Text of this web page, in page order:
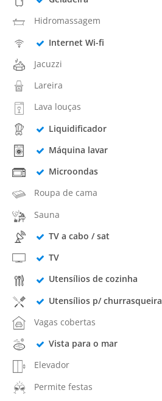
Hidromassagem
Internet Wi-fi
Jacuzzi
Lareira
Lava louças
Liquidificador
Máquina lavar
Microondas
Roupa de cama
Sauna
TV a cabo / sat
TV
Utensílios de cozinha
Utensílios p/ churrasqueira
Vagas cobertas
Vista para o mar
Elevador
Permite festas